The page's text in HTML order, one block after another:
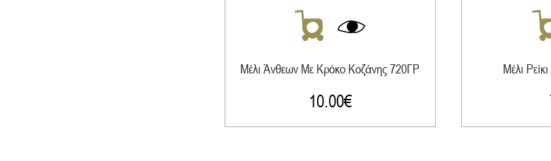
Μέλι Άνθεων Με Κρόκο Κοζάνης 720ΓΡ
10.00€
Μέλι